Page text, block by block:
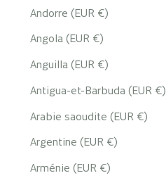
Andorre (EUR €)
Angola (EUR €)
Anguilla (EUR €)
Antigua-et-Barbuda (EUR €)
Arabie saoudite (EUR €)
Argentine (EUR €)
Arménie (EUR €)